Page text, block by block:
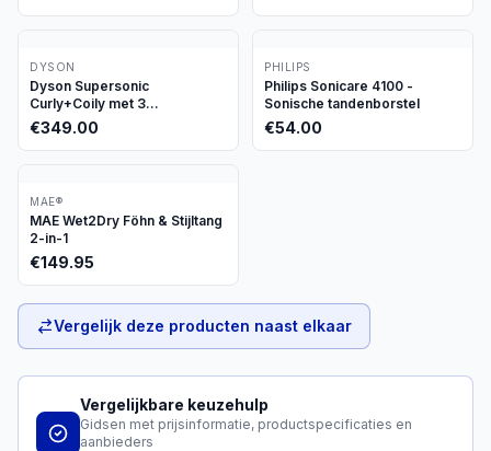
DYSON
Dyson Supersonic
Curly+Coily met 3
opzetstukken
€349.00
PHILIPS
Philips Sonicare 4100 -
Sonische tandenborstel
€54.00
MAE®
MAE Wet2Dry Föhn & Stijltang
2-in-1
€149.95
Vergelijk deze producten naast elkaar
Vergelijkbare keuzehulp
Gidsen met prijsinformatie, productspecificaties en
aanbieders